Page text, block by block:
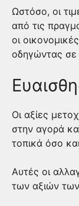
Ωστόσο, οι
από τις
οι
οδηγώντας σε
Οι αξίες
στην αγορά
τοπικά όσο
Αυτές οι
των αξιών